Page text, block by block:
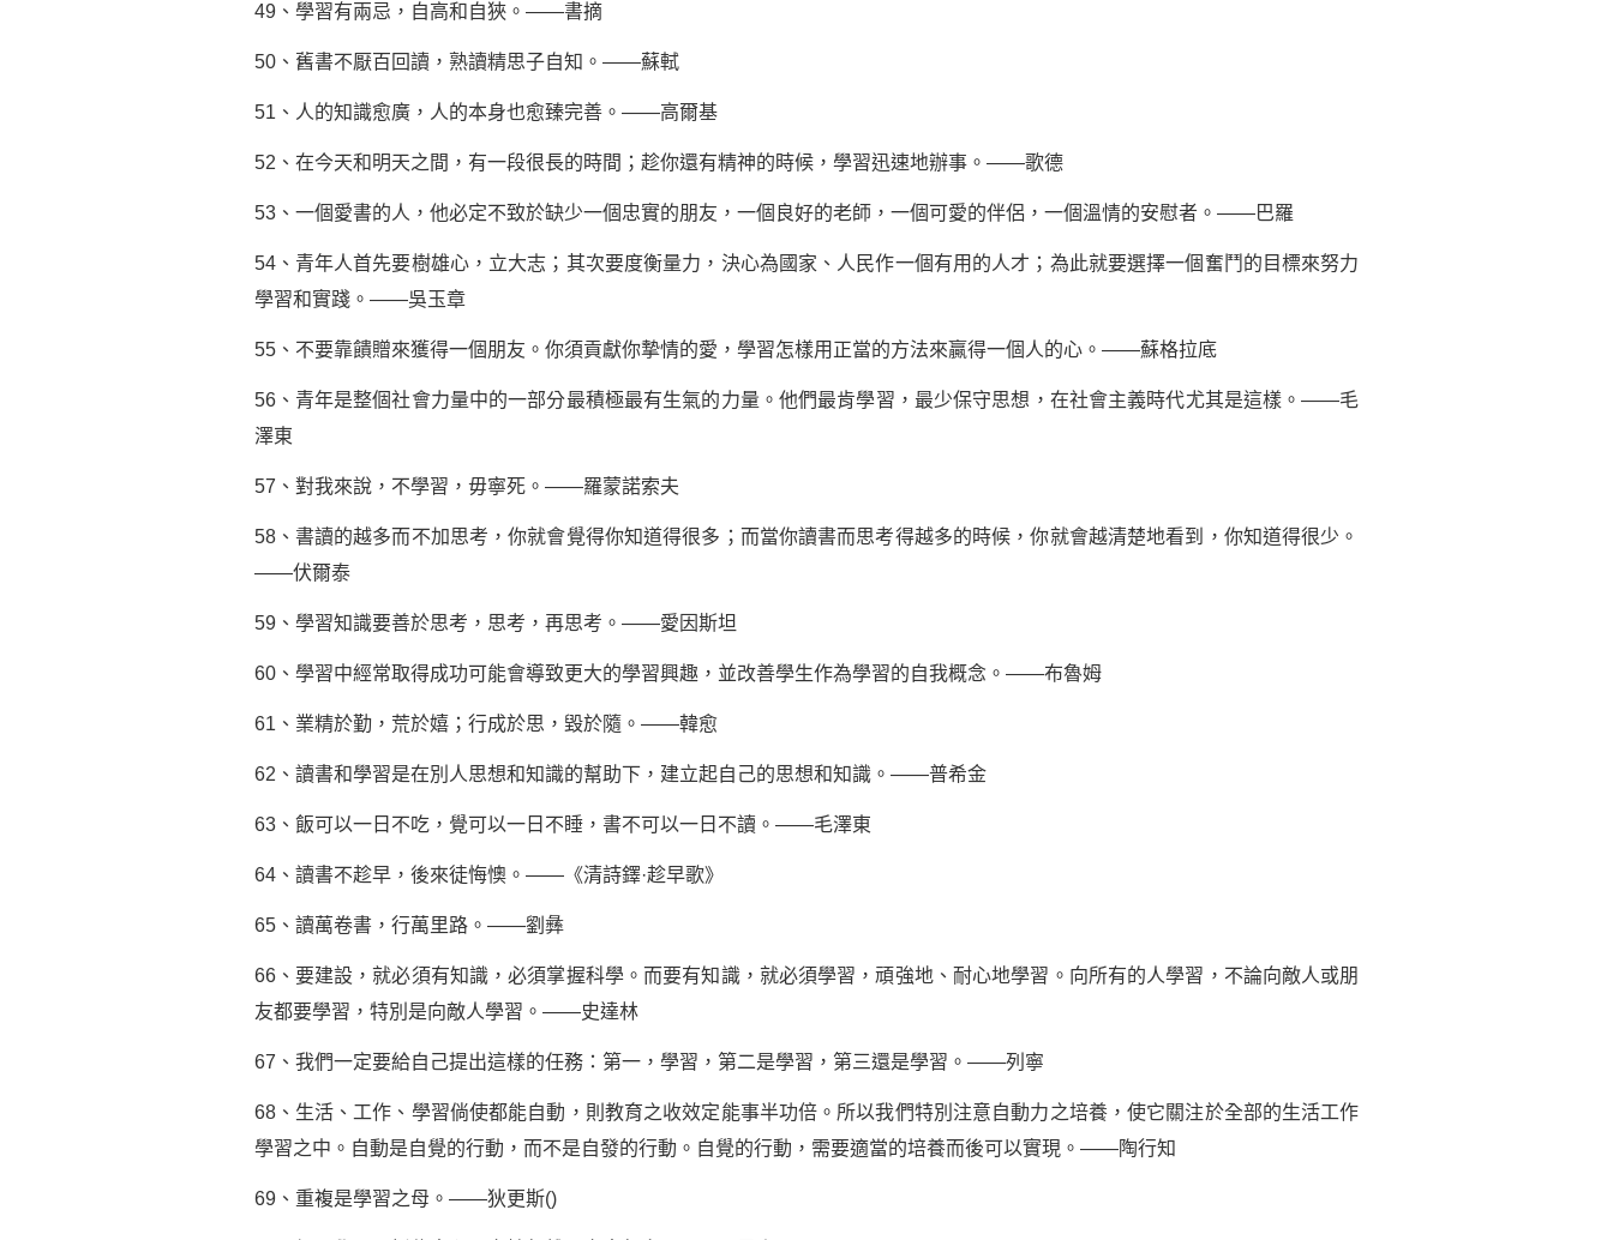
49、學習有兩忌，自高和自狹。——書摘
50、舊書不厭百回讀，熟讀精思子自知。——蘇軾
51、人的知識愈廣，人的本身也愈臻完善。——高爾基
52、在今天和明天之間，有一段很長的時間；趁你還有精神的時候，學習迅速地辦事。——歌德
53、一個愛書的人，他必定不致於缺少一個忠實的朋友，一個良好的老師，一個可愛的伴侶，一個溫情的安慰者。——巴羅
54、青年人首先要樹雄心，立大志；其次要度衡量力，決心為國家、人民作一個有用的人才；為此就要選擇一個奮鬥的目標來努力
學習和實踐。——吳玉章
55、不要靠饋贈來獲得一個朋友。你須貢獻你摯情的愛，學習怎樣用正當的方法來贏得一個人的心。——蘇格拉底
56、青年是整個社會力量中的一部分最積極最有生氣的力量。他們最肯學習，最少保守思想，在社會主義時代尤其是這樣。——毛
澤東
57、對我來說，不學習，毋寧死。——羅蒙諾索夫
58、書讀的越多而不加思考，你就會覺得你知道得很多；而當你讀書而思考得越多的時候，你就會越清楚地看到，你知道得很少。
——伏爾泰
59、學習知識要善於思考，思考，再思考。——愛因斯坦
60、學習中經常取得成功可能會導致更大的學習興趣，並改善學生作為學習的自我概念。——布魯姆
61、業精於勤，荒於嬉；行成於思，毀於隨。——韓愈
62、讀書和學習是在別人思想和知識的幫助下，建立起自己的思想和知識。——普希金
63、飯可以一日不吃，覺可以一日不睡，書不可以一日不讀。——毛澤東
64、讀書不趁早，後來徒悔懊。——《清詩鐸·趁早歌》
65、讀萬卷書，行萬里路。——劉彝
66、要建設，就必須有知識，必須掌握科學。而要有知識，就必須學習，頑強地、耐心地學習。向所有的人學習，不論向敵人或朋
友都要學習，特別是向敵人學習。——史達林
67、我們一定要給自己提出這樣的任務：第一，學習，第二是學習，第三還是學習。——列寧
68、生活、工作、學習倘使都能自動，則教育之收效定能事半功倍。所以我們特別注意自動力之培養，使它關注於全部的生活工作
學習之中。自動是自覺的行動，而不是自發的行動。自覺的行動，需要適當的培養而後可以實現。——陶行知
69、重複是學習之母。——狄更斯()